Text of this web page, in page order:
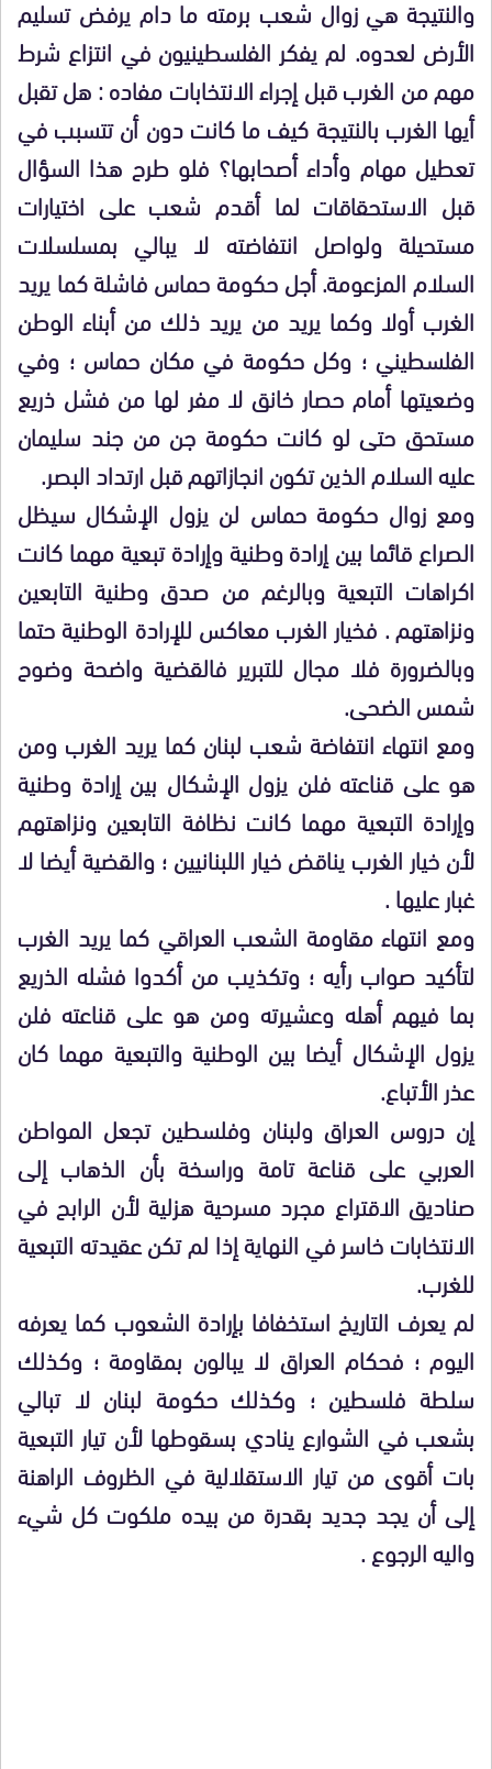
والنتيجة هي زوال شعب برمته ما دام يرفض تسليم
الأرض لعدوه. لم يفكر الفلسطينيون في انتزاع شرط
مهم من الغرب قبل إجراء الانتخابات مفاده : هل تقبل
أيها الغرب بالنتيجة كيف ما كانت دون أن تتسبب في
تعطيل مهام وأداء أصحابها؟ فلو طرح هذا السؤال
قبل الاستحقاقات لما أقدم شعب على اختيارات
مستحيلة ولواصل انتفاضته لا يبالي بمسلسلات
السلام المزعومة. أجل حكومة حماس فاشلة كما يريد
الغرب أولا وكما يريد من يريد ذلك من أبناء الوطن
الفلسطيني ؛ وكل حكومة في مكان حماس ؛ وفي
وضعيتها أمام حصار خانق لا مفر لها من فشل ذريع
مستحق حتى لو كانت حكومة جن من جند سليمان
عليه السلام الذين تكون انجازاتهم قبل ارتداد البصر.
ومع زوال حكومة حماس لن يزول الإشكال سيظل
الصراع قائما بين إرادة وطنية وإرادة تبعية مهما كانت
اكراهات التبعية وبالرغم من صدق وطنية التابعين
ونزاهتهم . فخيار الغرب معاكس للإرادة الوطنية حتما
وبالضرورة فلا مجال للتبرير فالقضية واضحة وضوح
شمس الضحى.
ومع انتهاء انتفاضة شعب لبنان كما يريد الغرب ومن
هو على قناعته فلن يزول الإشكال بين إرادة وطنية
وإرادة التبعية مهما كانت نظافة التابعين ونزاهتهم
لأن خيار الغرب يناقض خيار اللبنانيين ؛ والقضية أيضا لا
غبار عليها .
ومع انتهاء مقاومة الشعب العراقي كما يريد الغرب
لتأكيد صواب رأيه ؛ وتكذيب من أكدوا فشله الذريع
بما فيهم أهله وعشيرته ومن هو على قناعته فلن
يزول الإشكال أيضا بين الوطنية والتبعية مهما كان
عذر الأتباع.
إن دروس العراق ولبنان وفلسطين تجعل المواطن
العربي على قناعة تامة وراسخة بأن الذهاب إلى
صناديق الاقتراع مجرد مسرحية هزلية لأن الرابح في
الانتخابات خاسر في النهاية إذا لم تكن عقيدته التبعية
للغرب.
لم يعرف التاريخ استخفافا بإرادة الشعوب كما يعرفه
اليوم ؛ فحكام العراق لا يبالون بمقاومة ؛ وكذلك
سلطة فلسطين ؛ وكذلك حكومة لبنان لا تبالي
بشعب في الشوارع ينادي بسقوطها لأن تيار التبعية
بات أقوى من تيار الاستقلالية في الظروف الراهنة
إلى أن يجد جديد بقدرة من بيده ملكوت كل شيء
واليه الرجوع .